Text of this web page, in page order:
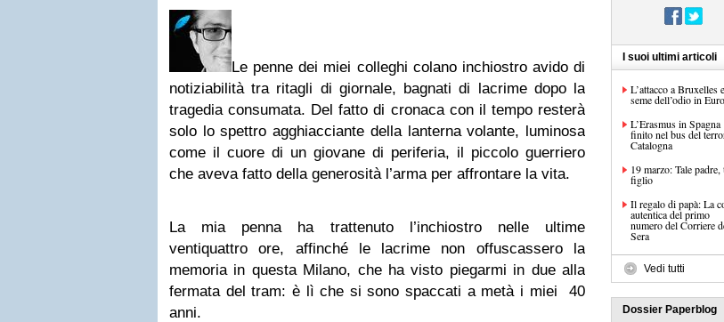
Le penne dei miei colleghi colano inchiostro avido di
notiziabilità tra ritagli di giornale, bagnati di lacrime dopo la
tragedia consumata. Del fatto di cronaca con il tempo resterà
solo lo spettro agghiacciante della lanterna volante, luminosa
come il cuore di un giovane di periferia, il piccolo guerriero
che aveva fatto della generosità l’arma per affrontare la vita.
La mia penna ha trattenuto l’inchiostro nelle ultime
ventiquattro ore, affinché le lacrime non offuscassero la
memoria in questa Milano, che ha visto piegarmi in due alla
fermata del tram: è lì che si sono spaccati a metà i miei 40
anni.
I suoi ultimi articoli
L’attacco a Bruxelles
seme dell’odio in
L’Erasmus in Spagna
finito nel bus del
Catalogna
19 marzo: Tale padre,
figlio
Il regalo di papà: La
autentica del primo
numero del Corriere
Sera
Vedi tutti
Dossier Paperblog